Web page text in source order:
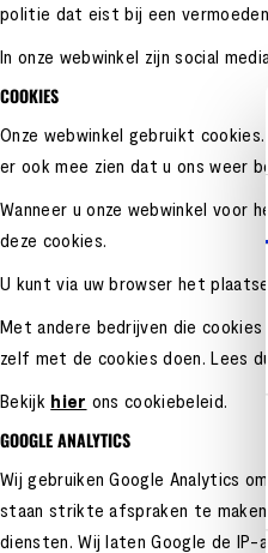
politie dat eist bij een
In onze webwinkel zijn social
COOKIES
Onze webwinkel gebruikt
er ook mee zien dat u ons weer
Wanneer u onze webwinkel voor
deze cookies.
U kunt via uw browser het
Met andere bedrijven die
zelf met de cookies doen. Lees
Bekijk hier ons cookiebeleid.
GOOGLE ANALYTICS
Wij gebruiken Google Analytics
staan strikte afspraken te
diensten. Wij laten Google de IP-